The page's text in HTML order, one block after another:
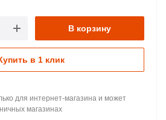
В корзину
в 1 клик
для интернет-магазина и может
магазинах